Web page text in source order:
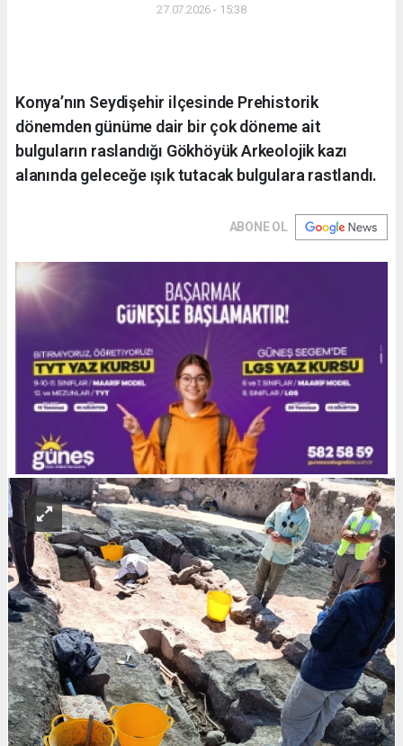
27.07.2026 - 15:38
Konya’nın Seydişehir ilçesinde Prehistorik
dönemden günüme dair bir çok döneme ait
bulguların raslandığı Gökhöyük Arkeolojik kazı
alanında geleceğe ışık tutacak bulgulara rastlandı.
ABONE OL